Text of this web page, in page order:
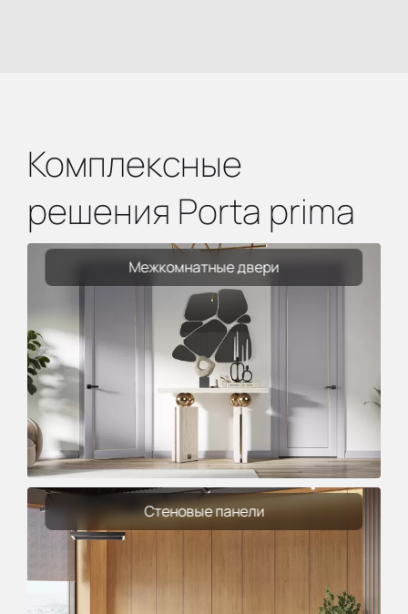
Комплексные
решения Porta prima
Межкомнатные двери
Стеновые панели